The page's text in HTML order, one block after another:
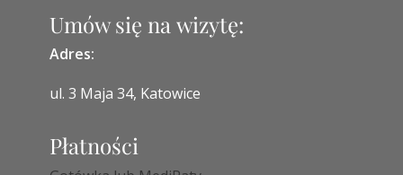
Umów się na wizytę:
Adres:
ul. 3 Maja 34, Katowice
Płatności